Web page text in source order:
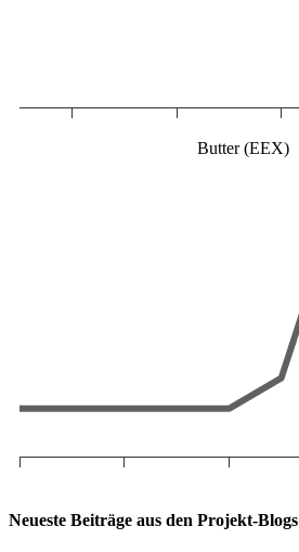
Butter (EEX)
Neueste Beiträge aus den Projekt-Blogs